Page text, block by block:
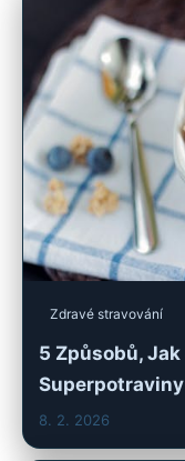
Zdravé stravování
5 Způsobů,
8. 2. 2026